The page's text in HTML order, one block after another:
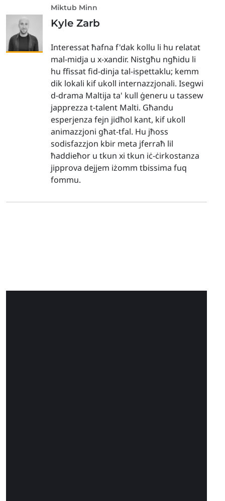
Miktub Minn
Kyle Zarb
Interessat ħafna f'dak kollu li hu relatat
mal-midja u x-xandir. Nistgħu ngħidu li
hu ffissat fid-dinja tal-ispettaklu; kemm
dik lokali kif ukoll internazzjonali. Isegwi
d-drama Maltija ta' kull ġeneru u tassew
japprezza t-talent Malti. Għandu
esperjenza fejn jidħol kant, kif ukoll
animazzjoni għat-tfal. Hu jħoss
sodisfazzjon kbir meta jferraħ lil
ħaddieħor u tkun xi tkun iċ-ċirkostanza
jipprova dejjem iżomm tbissima fuq
fommu.